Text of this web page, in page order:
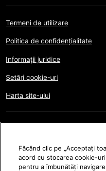
Termeni de utilizare
Politica de confidențialitate
Informații juridice
Setări cookie-uri
Harta site-ului
Utilizatorii pot accesa și
comercial. Folosirea, în
către public ori distribuire a
sau integral, în orice alt scop
Făcând clic pe „Acceptați
acord cu stocarea cookie-
pentru a îmbunătăți